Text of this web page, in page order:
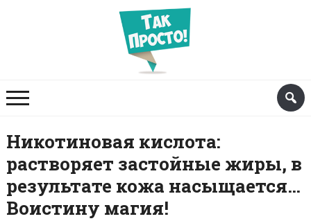
Никотиновая кислота:
растворяет застойные жиры, в
результате кожа насыщается…
Воистину магия!